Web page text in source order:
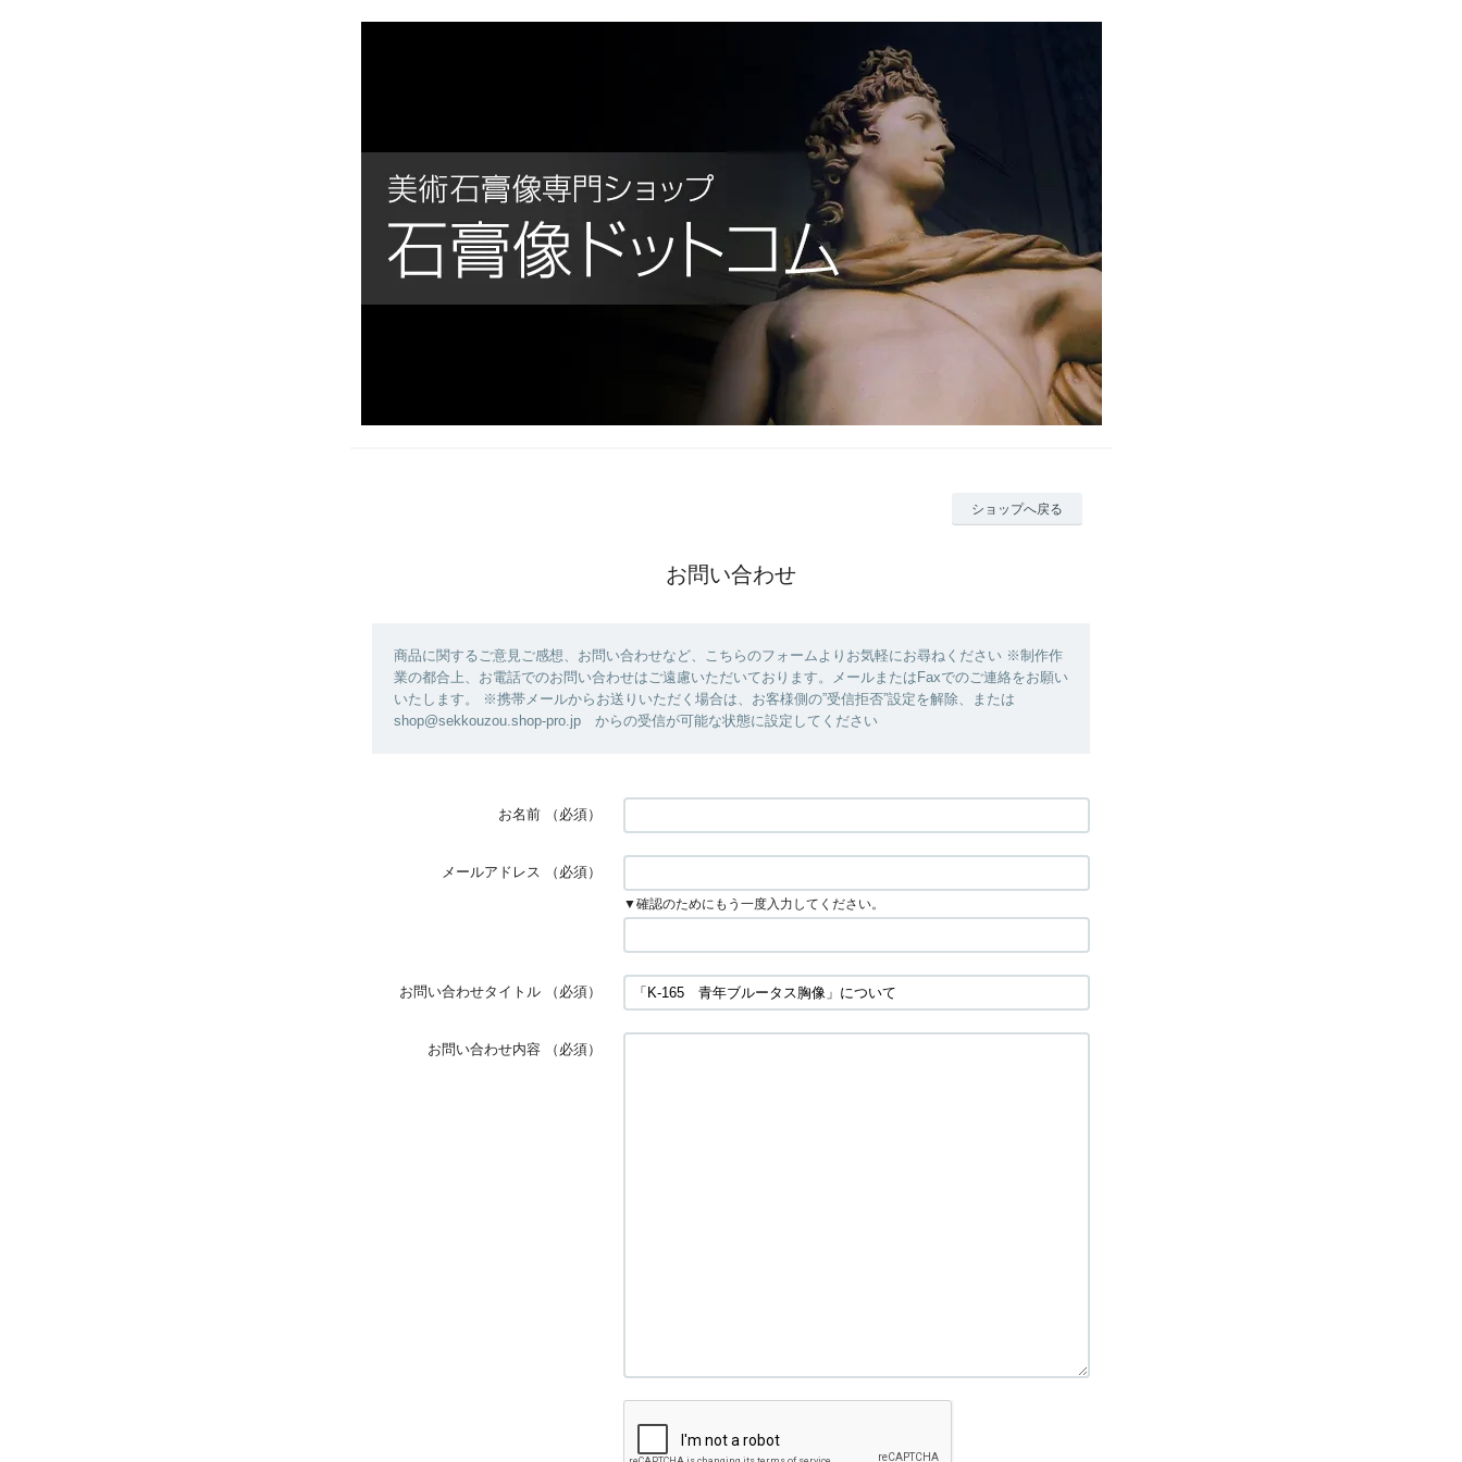
ショップへ戻る
お問い合わせ
商品に関するご意見ご感想、お問い合わせなど、こちらのフォームよりお気軽にお尋ねください ※制作作
業の都合上、お電話でのお問い合わせはご遠慮いただいております。メールまたはFaxでのご連絡をお願い
いたします。 ※携帯メールからお送りいただく場合は、お客様側の”受信拒否”設定を解除、または
shop@sekkouzou.shop-pro.jp からの受信が可能な状態に設定してください
お名前 （必須）
メールアドレス （必須）
▼確認のためにもう一度入力してください。
お問い合わせタイトル （必須）
お問い合わせ内容 （必須）